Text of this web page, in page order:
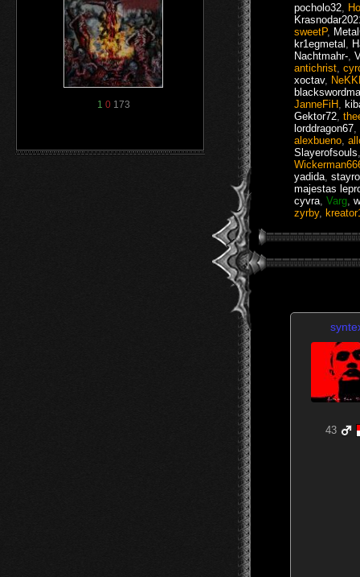
1 0173
pocholo32
sweetP,
kr1egmetal
Nachtmahr-
antichrist
xoctav,
JanneFiH
Gektor72
lorddragon67
alexbueno
Slayerofsouls
yadida
majestas
cyvra Varg
zyrby,
43